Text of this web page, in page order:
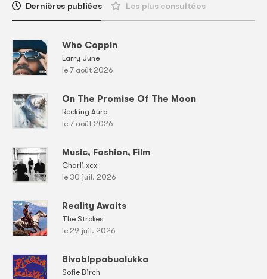
Dernières publiées Les plus consultées
Who Coppin
Larry June
le 7 août 2026
On The Promise Of The Moon
Reeking Aura
le 7 août 2026
Music, Fashion, Film
Charli xcx
le 30 juil. 2026
Reality Awaits
The Strokes
le 29 juil. 2026
Bivabippabualukka
Sofie Birch